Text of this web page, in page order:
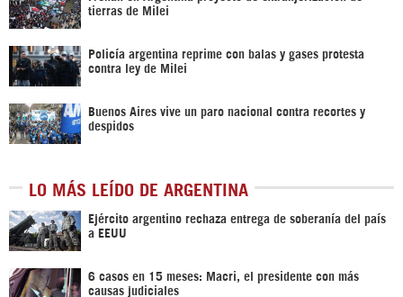
tierras de Milei
Policía argentina reprime con balas y gases protesta
contra ley de Milei
Buenos Aires vive un paro nacional contra recortes y
despidos
LO MÁS LEÍDO DE ARGENTINA
Ejército argentino rechaza entrega de soberanía del país
a EEUU
6 casos en 15 meses: Macri, el presidente con más
causas judiciales